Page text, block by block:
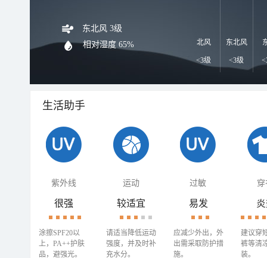
东北风 3级
相对湿度 65% 北风
<3级
东北风
<3级
生活助手
紫外线 运动 过敏 穿
很强
涂擦SPF20以
上，PA++护肤
品，避强光。
较适宜
请适当降低运动
强度，并及时补
充水分。
易发
应减少外出，外
出需采取防护措
施。
建议穿
裤等清
装。